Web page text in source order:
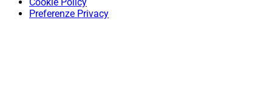
Preferenze Privacy